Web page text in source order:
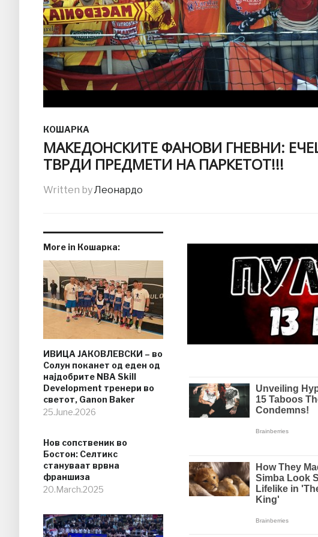
КОШАРКА
МАКЕДОНСКИТЕ ФАНОВИ ГНЕВНИ:
ТВРДИ ПРЕДМЕТИ НА ПАРКЕТОТ!!!
Written byЛеонардо
More in Кошарка:
ИВИЦА ЈАКОВЛЕВСКИ – во
Солун поканет од еден од
најдобрите NBA Skill
Development тренери во
светот, Ganon Baker
25.June.2026
Нов сопственик во
Бостон: Селтикс
стануваат врвна
франшиза
20.March.2025